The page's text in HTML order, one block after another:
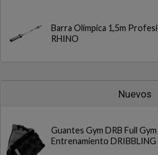
Barra Olimpica 1,5m
RHINO
Nuevos
Guantes Gym DRB Full
Entrenamiento DRIBBLING